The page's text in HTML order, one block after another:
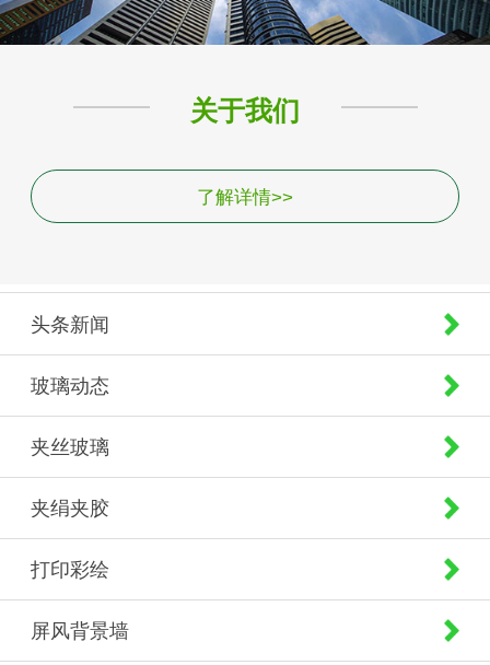
关于我们
了解详情>>
头条新闻
玻璃动态
夹丝玻璃
夹绢夹胶
打印彩绘
屏风背景墙